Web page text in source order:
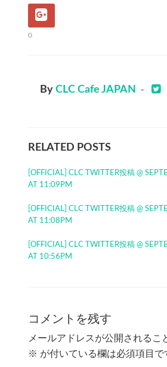
0
By CLC Cafe JAPAN -
RELATED POSTS
[OFFICIAL] CLC TWITTER投稿 @
AT 11:09PM
[OFFICIAL] CLC TWITTER投稿 @
AT 11:08PM
[OFFICIAL] CLC TWITTER投稿 @
AT 10:56PM
コメントを残す
メールアドレスが公開されるこ
※ が付いている欄は必須項目で